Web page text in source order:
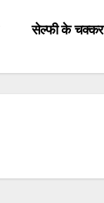
सेल्फी के चक्कर